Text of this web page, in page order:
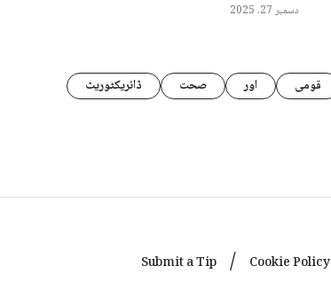
دسمبر 27, 2025
قومی اور صحت
ڈائریکٹوریٹ
Cookie Policy
Submit a Tip